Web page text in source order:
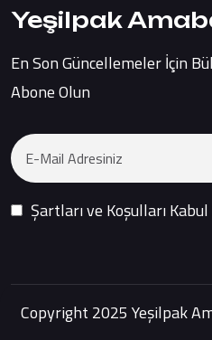
Yeşilpak
En Son Güncellemeler İçin
Abone Olun
Şartları ve Koşulları
Copyright 2025 Yeşilpak